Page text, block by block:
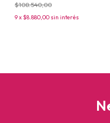
$108.540,00
9x$8.880,00 sin interés